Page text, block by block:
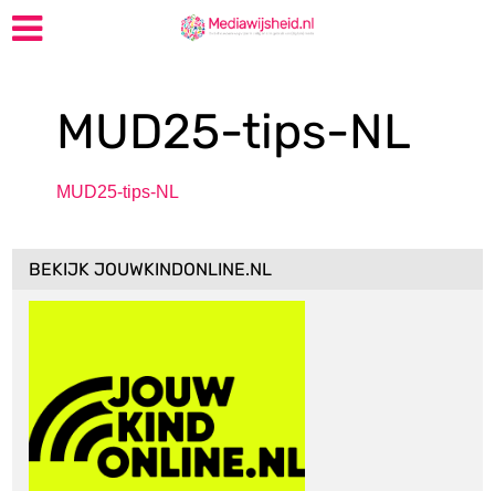
MUD25-tips-NL
MUD25-tips-NL
BEKIJK JOUWKINDONLINE.NL